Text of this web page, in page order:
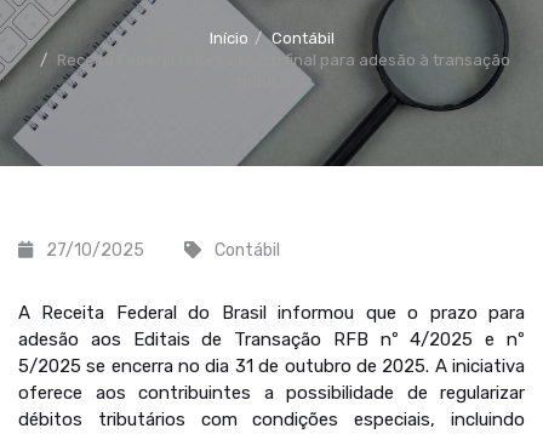
Início
Contábil
Receita Federal reforça prazo final para adesão à transação
27/10/2025 Contábil
A Receita Federal do Brasil informou que o prazo para
adesão aos Editais de Transação RFB nº 4/2025 e nº
5/2025 se encerra no dia 31 de outubro de 2025. A iniciativa
oferece aos contribuintes a possibilidade de regularizar
débitos tributários com condições especiais, incluindo